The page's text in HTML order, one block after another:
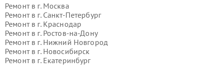
Ремонт в г. Москва
Ремонт в г. Санкт-Петербург
Ремонт в г. Краснодар
Ремонт в г. Ростов-на-Дону
Ремонт в г. Нижний Новгород
Ремонт в г. Новосибирск
Ремонт в г. Екатеринбург